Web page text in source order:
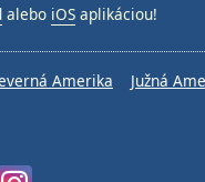
alebo iOS aplikáciou!
Amerika Južná